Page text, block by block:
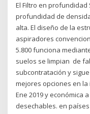
El Filtro en profundidad
profundidad de
alta. El diseño de la
aspiradores
5.800 funciona
suelos se limpian de
subcontratación y
mejores opciones en
Ene 2019 y económica
desechables. en